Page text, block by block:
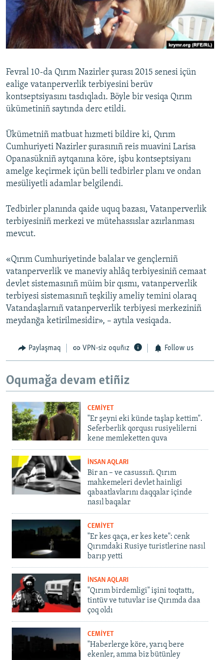
Русский
Українською
RFE/RS bütün saytları
Fevral 10-da Qırım Nazirler şurası 2015 senesi içün
ealige vatanperverlik terbiyesini berüv
kontseptsiyasını tasdıqladı. Böyle bir vesiqa Qırım
ükümetiniñ saytında derc etildi.
Ükümetniñ matbuat hızmeti bildire ki, Qırım
Cumhuriyeti Nazirler şurasınıñ reis muavini Larisa
Opanasükniñ aytqanına köre, işbu kontseptsiyanı
amelge keçirmek içün belli tedbirler planı ve ondan
mesüliyetli adamlar belgilendi.
Tedbirler planında qaide uquq bazası, Vatanperverlik
terbiyesiniñ merkezi ve mütehassıslar azırlanması
mevcut.
«Qırım Cumhuriyetinde balalar ve gençlerniñ
vatanperverlik ve maneviy ahlâq terbiyesiniñ cemaat
devlet sistemasınıñ müim bir qısmı, vatanperverlik
terbiyesi sistemasınıñ teşkiliy ameliy temini olaraq
Vatandaşlarnıñ vatanperverlik terbiyesi merkeziniñ
meydanğa ketirilmesidir», – aytıla vesiqada.
Paylaşmaq VPN-siz oquñız Follow us
Oqumağa devam etiñiz
CEMİYET
"Er şeyni eki künde taşlap kettim".
Seferberlik qorqusı rusiyelilerni
kene memleketten quva
İNSAN AQLARI
Bir an – ve casussıñ. Qırım
mahkemeleri devlet hainligi
qabaatlavlarını daqqalar içinde
nasıl baqalar
CEMİYET
"Er kes qaça, er kes kete": cenk
Qırımdaki Rusiye turistlerine nasıl
barıp yetti
İNSAN AQLARI
"Qırım birdemligi" işini toqtattı,
tintüv ve tutuvlar ise Qırımda daa
çoq oldı
CEMİYET
"Haberlerge köre, yarıq bere
ekenler, amma biz bütünley